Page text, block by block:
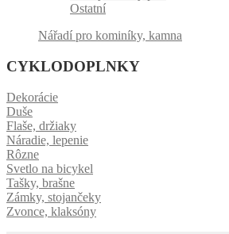
Ostatní
Nářadí pro kominíky, kamna
CYKLODOPLNKY
Dekorácie
Duše
Flaše, držiaky
Náradie, lepenie
Rôzne
Svetlo na bicykel
Tašky, brašne
Zámky, stojančeky
Zvonce, klaksóny